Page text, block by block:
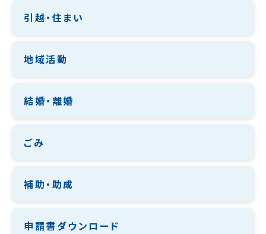
引越・住まい
地域活動
結婚・離婚
ごみ
補助・助成
申請書ダウンロード